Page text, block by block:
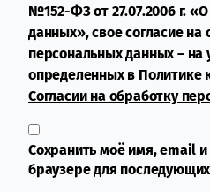
№152-ФЗ от 27.07.2006 г.
данных», свое согласие на
персональных данных – на
определенных в Политике
Согласии на обработку
Сохранить моё имя, email и
браузере для